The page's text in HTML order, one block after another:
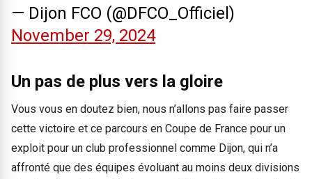
— Dijon FCO (@DFCO_Officiel)
November 29, 2024
Un pas de plus vers la gloire
Vous vous en doutez bien, nous n’allons pas faire passer
cette victoire et ce parcours en Coupe de France pour un
exploit pour un club professionnel comme Dijon, qui n’a
affronté que des équipes évoluant au moins deux divisions